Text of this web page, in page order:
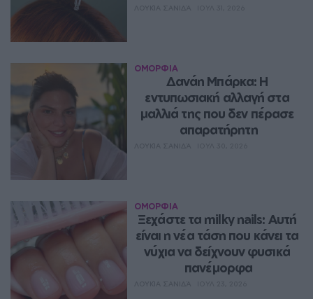
ΟΜΟΡΦΙΑ
Δανάη Μπάρκα: Η
εντυπωσιακή αλλαγή στα
μαλλιά της που δεν πέρασε
απαρατήρητη
ΟΜΟΡΦΙΑ
Ξεχάστε τα milky nails: Αυτή
είναι η νέα τάση που κάνει τα
νύχια να δείχνουν φυσικά
πανέμορφα